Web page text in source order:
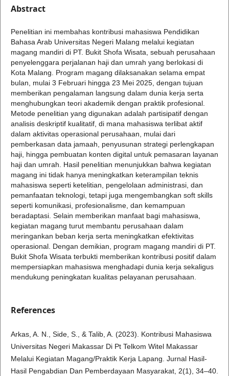
Abstract
Penelitian ini membahas kontribusi mahasiswa Pendidikan
Bahasa Arab Universitas Negeri Malang melalui kegiatan
magang mandiri di PT. Bukit Shofa Wisata, sebuah perusahaan
penyelenggara perjalanan haji dan umrah yang berlokasi di
Kota Malang. Program magang dilaksanakan selama empat
bulan, mulai 3 Februari hingga 23 Mei 2025, dengan tujuan
memberikan pengalaman langsung dalam dunia kerja serta
menghubungkan teori akademik dengan praktik profesional.
Metode penelitian yang digunakan adalah partisipatif dengan
analisis deskriptif kualitatif, di mana mahasiswa terlibat aktif
dalam aktivitas operasional perusahaan, mulai dari
pemberkasan data jamaah, penyusunan strategi perlengkapan
haji, hingga pembuatan konten digital untuk pemasaran layanan
haji dan umrah. Hasil penelitian menunjukkan bahwa kegiatan
magang ini tidak hanya meningkatkan keterampilan teknis
mahasiswa seperti ketelitian, pengelolaan administrasi, dan
pemanfaatan teknologi, tetapi juga mengembangkan soft skills
seperti komunikasi, profesionalisme, dan kemampuan
beradaptasi. Selain memberikan manfaat bagi mahasiswa,
kegiatan magang turut membantu perusahaan dalam
meringankan beban kerja serta meningkatkan efektivitas
operasional. Dengan demikian, program magang mandiri di PT.
Bukit Shofa Wisata terbukti memberikan kontribusi positif dalam
mempersiapkan mahasiswa menghadapi dunia kerja sekaligus
mendukung peningkatan kualitas pelayanan perusahaan.
References
Arkas, A. N., Side, S., & Talib, A. (2023). Kontribusi Mahasiswa
Universitas Negeri Makassar Di Pt Telkom Witel Makassar
Melalui Kegiatan Magang/Praktik Kerja Lapang. Jurnal Hasil-
Hasil Pengabdian Dan Pemberdayaan Masyarakat, 2(1), 34–40.